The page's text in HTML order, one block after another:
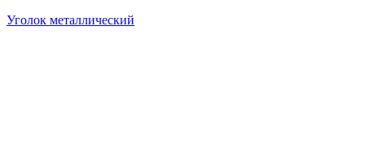
Уголок металлический